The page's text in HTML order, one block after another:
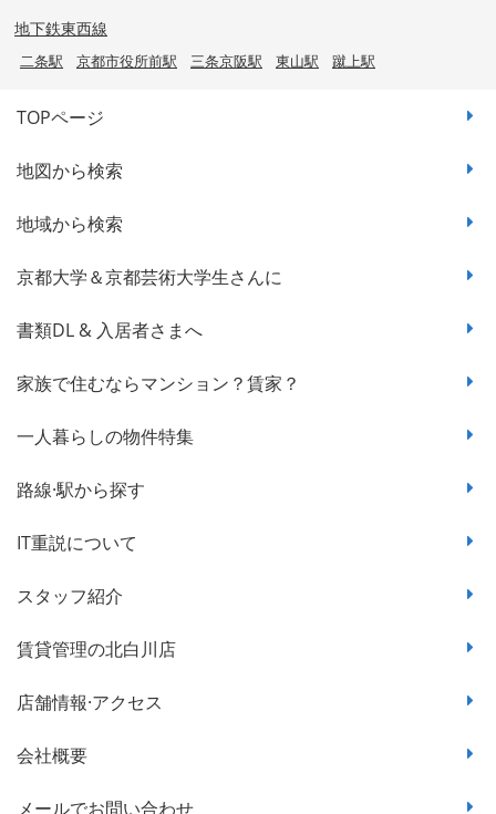
地下鉄東西線
二条駅 京都市役所前駅 三条京阪駅 東山駅 蹴上駅
TOPページ
地図から検索
地域から検索
京都大学＆京都芸術大学生さんに
書類DL & 入居者さまへ
家族で住むならマンション？賃家？
一人暮らしの物件特集
路線·駅から探す
IT重説について
スタッフ紹介
賃貸管理の北白川店
店舗情報·アクセス
会社概要
メールでお問い合わせ